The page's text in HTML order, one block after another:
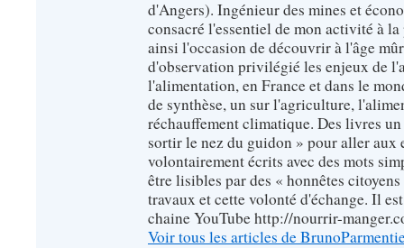
d'Angers). Ingénieur des mines et
consacré l'essentiel de mon activité à
ainsi l'occasion de découvrir à l'âge
d'observation privilégié les enjeux de
l'alimentation, en France et dans le
de synthèse, un sur l'agriculture,
réchauffement climatique. Des livres
sortir le nez du guidon » pour aller aux
volontairement écrits avec des mots
être lisibles par des « honnêtes
travaux et cette volonté d'échange. Il
chaine YouTube http://nourrir-
Voir tous les articles de